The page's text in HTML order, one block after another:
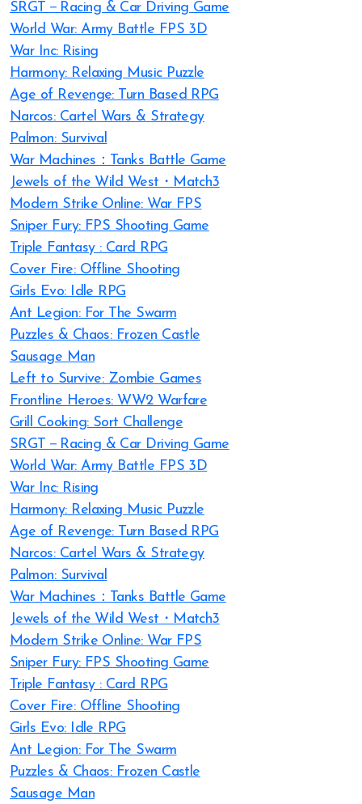
SRGT－Racing & Car Driving Game
World War: Army Battle FPS 3D
War Inc: Rising
Harmony: Relaxing Music Puzzle
Age of Revenge: Turn Based RPG
Narcos: Cartel Wars & Strategy
Palmon: Survival
War Machines：Tanks Battle Game
Jewels of the Wild West・Match3
Modern Strike Online: War FPS
Sniper Fury: FPS Shooting Game
Triple Fantasy : Card RPG
Cover Fire: Offline Shooting
Girls Evo: Idle RPG
Ant Legion: For The Swarm
Puzzles & Chaos: Frozen Castle
Sausage Man
Left to Survive: Zombie Games
Frontline Heroes: WW2 Warfare
Grill Cooking: Sort Challenge
SRGT－Racing & Car Driving Game
World War: Army Battle FPS 3D
War Inc: Rising
Harmony: Relaxing Music Puzzle
Age of Revenge: Turn Based RPG
Narcos: Cartel Wars & Strategy
Palmon: Survival
War Machines：Tanks Battle Game
Jewels of the Wild West・Match3
Modern Strike Online: War FPS
Sniper Fury: FPS Shooting Game
Triple Fantasy : Card RPG
Cover Fire: Offline Shooting
Girls Evo: Idle RPG
Ant Legion: For The Swarm
Puzzles & Chaos: Frozen Castle
Sausage Man